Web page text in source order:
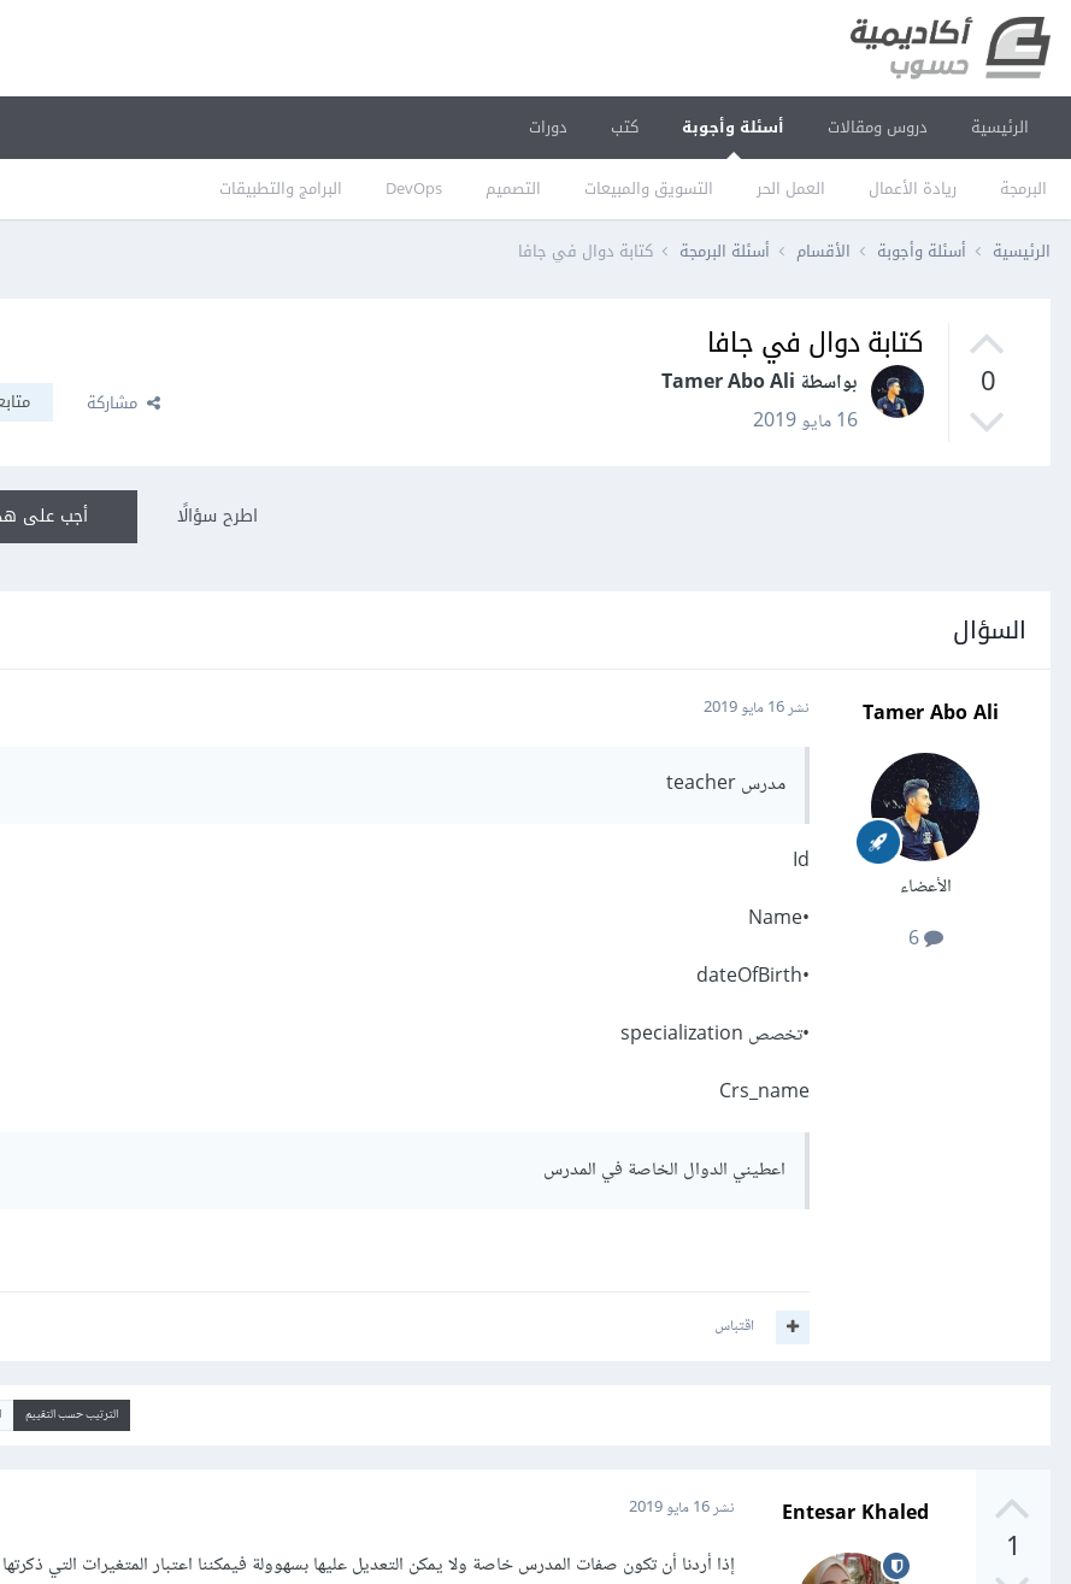
الرئيسية دروس ومقالات أسئلة وأجوبة
البرمجة ريادة الأعمال العمل الحر التسويق والمبيعات التصميم DevOps البرامج والتطبيقات
كتب دورات
الرئيسية أسئلة وأجوبة الأقسام أسئلة البرمجة كتابة دوال في جافا
0
كتابة دوال في جافا
بواسطة Tamer Abo Ali
16 مايو 2019
مشاركة
أجب على اطرح سؤالًا
السؤال
Tamer Abo Ali
الأعضاء
6
نشر16 مايو 2019
مدرس teacher
Id
•Name
•dateOfBirth
•تخصص specialization
Crs_name
اعطيني الدوال الخاصة في المدرس
اقتباس
الترتيب حسب التقييم
1
Entesar Khaled نشر16 مايو 2019
إذا أردنا أن تكون صفات المدرس خاصة ولا يمكن التعديل عليها بسهوولة فيمكننا اعتبار المتغيرات التي